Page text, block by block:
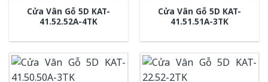
Cửa Vân Gỗ 5D KAT-
41.52.52A-4TK
Cửa Vân Gỗ 5D KAT-
41.51.51A-3TK